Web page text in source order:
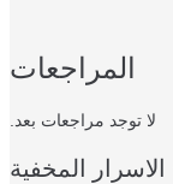
المراجعات
لا توجد مراجعات بعد.
المخفية